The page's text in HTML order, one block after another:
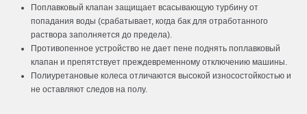
Поплавковый клапан защищает всасывающую турбину от
попадания воды (срабатывает, когда бак для отработанного
раствора заполняется до предела).
Противопенное устройство не дает пене поднять поплавковый
клапан и препятствует преждевременному отключению машины.
Полиуретановые колеса отличаются высокой износостойкостью и
не оставляют следов на полу.